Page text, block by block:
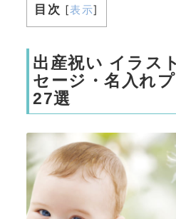
目次 [表示]
出産祝い イラス
セージ・名入れ
27選